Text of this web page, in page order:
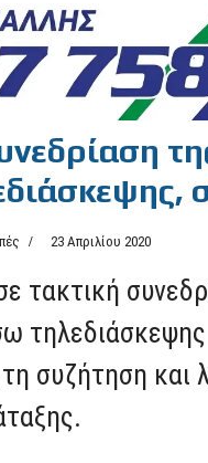
23 Απριλίου 2020
τακτική
τη συζήτηση